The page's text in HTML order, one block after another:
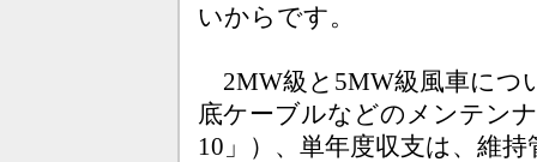
いからです。
2MW級と5MW級風車につ
底ケーブルなどのメンテン
10」）、単年度収支は、維